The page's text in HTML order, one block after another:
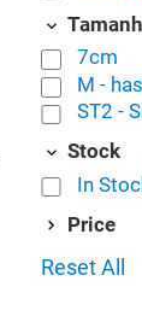
7cm
M -
ST2 -
Stock
In
Price
Reset All